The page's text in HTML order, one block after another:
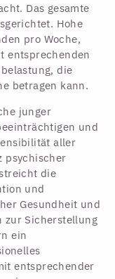
Das gesamte
Hohe
pro Woche,
entsprechenden
die
betragen kann.
junger
und
aller
psychischer
die
und
Gesundheit und
zur Sicherstellung
ein
entsprechender